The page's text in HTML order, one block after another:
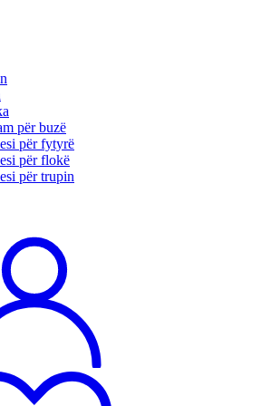
për buzë
për fytyrë
për flokë
për trupin